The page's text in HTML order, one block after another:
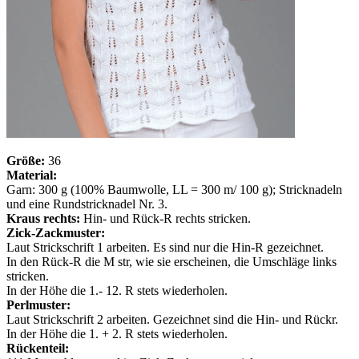
Größe: 36
Material:
Garn: 300 g (100% Baumwolle, LL = 300 m/ 100 g); Stricknadeln
und eine Rundstricknadel Nr. 3.
Kraus rechts: Hin- und Rück-R rechts stricken.
Zick-Zackmuster:
Laut Strickschrift 1 arbeiten. Es sind nur die Hin-R gezeichnet.
In den Rück-R die M str, wie sie erscheinen, die Umschläge links
stricken.
In der Höhe die 1.- 12. R stets wiederholen.
Perlmuster:
Laut Strickschrift 2 arbeiten. Gezeichnet sind die Hin- und Rückr.
In der Höhe die 1. + 2. R stets wiederholen.
Rückenteil: